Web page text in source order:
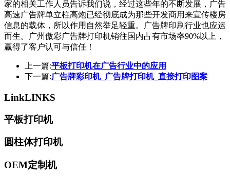
家的相关工作人员告诉我们说，经过这些年的不断发展，广告
高速广告牌单立柱高炮已经彻底成为那些开发商用来宣传楼房
信息的载体，所以作用自然举足轻重。广告牌印刷行业也应运
而生。广州傲彩广告牌打印机销往国内占有市场率90%以上，
赢得了客户认可与信任！
上一篇:平板打印机在广告行业中的应用
下一篇:广告牌彩印机_广告牌打印机_直接打印图案
LinkLINKS
平板打印机
圆柱体打印机
OEM定制机